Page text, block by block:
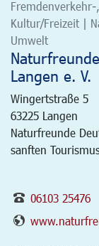
Kultur/Freizeit |
Umwelt
Langen e. V.
Wingertstraße 5
63225 Langen
Naturfreunde
sanften
06103 25476